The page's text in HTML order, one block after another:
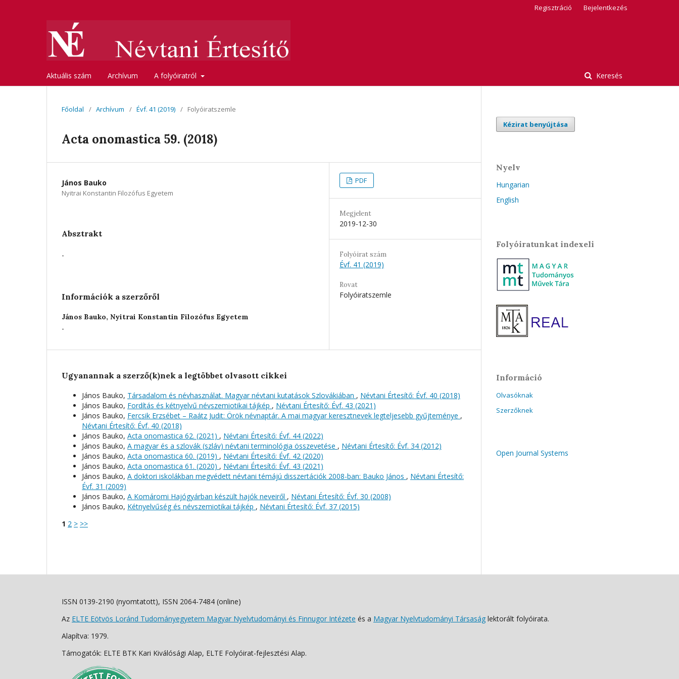
Aktuális szám Archívum A folyóiratról Keresés
Regisztráció Bejelentkezés
Főoldal / Archívum / Évf. 41 (2019) / Folyóiratszemle
Acta onomastica 59. (2018)
János Bauko
Nyitrai Konstantin Filozófus Egyetem
Absztrakt
-
Információk a szerzőről
János Bauko, Nyitrai Konstantin Filozófus Egyetem
-
PDF
Megjelent
2019-12-30
Folyóirat szám
Évf. 41 (2019)
Rovat
Folyóiratszemle
Ugyanannak a szerző(k)nek a legtöbbet olvasott cikkei
János Bauko, Társadalom és névhasználat. Magyar névtani kutatások Szlovákiában , Névtani Értesítő: Évf. 40 (2018)
János Bauko, Fordítás és kétnyelvű névszemiotikai tájkép , Névtani Értesítő: Évf. 43 (2021)
János Bauko, Fercsik Erzsébet – Raátz Judit: Örök névnaptár. A mai magyar keresztnevek legteljesebb gyűjteménye ,
Névtani Értesítő: Évf. 40 (2018)
János Bauko, Acta onomastica 62. (2021) , Névtani Értesítő: Évf. 44 (2022)
János Bauko, A magyar és a szlovák (szláv) névtani terminológia összevetése , Névtani Értesítő: Évf. 34 (2012)
János Bauko, Acta onomastica 60. (2019) , Névtani Értesítő: Évf. 42 (2020)
János Bauko, Acta onomastica 61. (2020) , Névtani Értesítő: Évf. 43 (2021)
János Bauko, A doktori iskolákban megvédett névtani témájú disszertációk 2008-ban: Bauko János , Névtani Értesítő:
Évf. 31 (2009)
János Bauko, A Komáromi Hajógyárban készült hajók neveiről , Névtani Értesítő: Évf. 30 (2008)
János Bauko, Kétnyelvűség és névszemiotikai tájkép , Névtani Értesítő: Évf. 37 (2015)
1 2 > >>
Kézirat benyújtása
Nyelv
Hungarian
English
Folyóiratunkat indexeli
Információ
Olvasóknak
Szerzőknek
Open Journal Systems
ISSN 0139-2190 (nyomtatott), ISSN 2064-7484 (online)
Az ELTE Eötvös Loránd Tudományegyetem Magyar Nyelvtudományi és Finnugor Intézete és a Magyar Nyelvtudományi Társaság lektorált folyóirata.
Alapítva: 1979.
Támogatók: ELTE BTK Kari Kiválósági Alap, ELTE Folyóirat-fejlesztési Alap.